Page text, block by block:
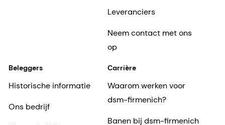
Leveranciers
Neem contact met ons
op
Beleggers
Historische informatie
Ons bedrijf
Carrière
Waarom werken voor
dsm-firmenich?
Banen bij dsm-firmenich